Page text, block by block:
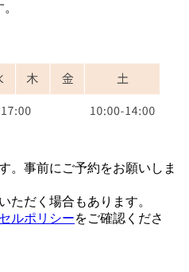
。事前にご予約をお願いしま
ただく場合もあります。
ルポリシーをご確認くださ